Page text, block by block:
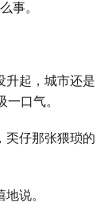
事。
升起，城市还是
口气。
奀仔那张猥琐的
说。